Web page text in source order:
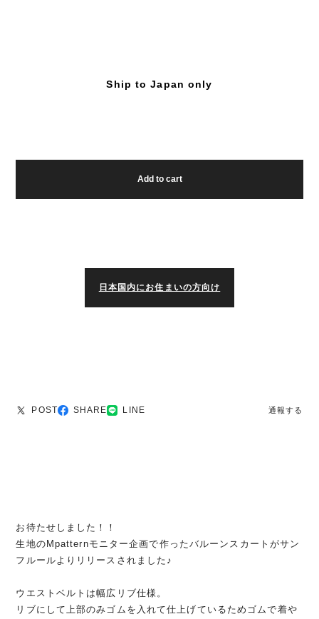
Ship to Japan only
Add to cart
日本国内にお住まいの方向け
POST SHARE LINE 通報する
お待たせしました！！
生地のMpatternモニター企画で作ったバルーンスカートがサン
フルールよりリリースされました♪
ウエストベルトは幅広リブ仕様。
リブにして上部のみゴムを入れて仕上げているためゴムで着や